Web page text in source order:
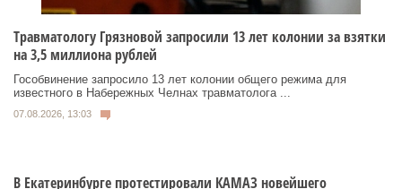
Травматологу Грязновой запросили 13 лет колонии за взятки
на 3,5 миллиона рублей
Гособвинение запросило 13 лет колонии общего режима для
известного в Набережных Челнах травматолога ...
07.08.2026, 13:03
В Екатеринбурге протестировали КАМАЗ новейшего